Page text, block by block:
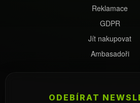
Reklamace
GDPR
Jít nakupovat
Ambasadoři
ODEBÍRAT